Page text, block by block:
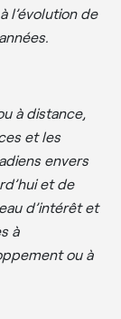
l’évolution de
à distance,
et les
envers
et de
d’intérêt et
à
ou à